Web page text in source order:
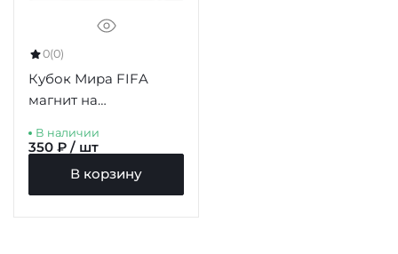
0(0)
Кубок Мира FIFA
магнит на
В наличии
350 ₽ / шт
В корзину